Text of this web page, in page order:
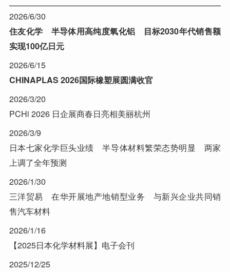
2026/6/30
住友化学 半导体用高纯度氧化铝 目标2030年代销售额
实现100亿日元
2026/6/15
CHINAPLAS 2026国际橡塑展圆满收官
2026/3/20
PCHi 2026 日企展商春日亮相美丽杭州
2026/3/9
日本七家化学巨头业绩 半导体材料繁荣态势明显 两家
上调了全年预测
2026/1/30
三洋贸易 在华开展地产地销型业务 与新兴企业共同销
售汽车材料
2026/1/16
【2025日本化学材料展】电子会刊
2025/12/25